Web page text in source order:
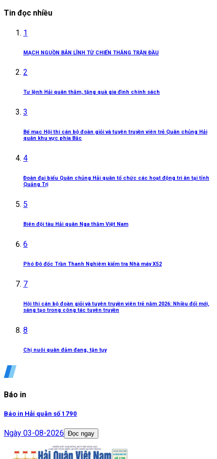
Tin đọc nhiều
1
MẠCH NGUỒN BẢN LĨNH TỪ CHIẾN THẮNG TRẬN ĐẦU
2
Tư lệnh Hải quân thăm, tặng quà gia đình chính sách
3
Bế mạc Hội thi cán bộ đoàn giỏi và tuyên truyền viên trẻ Quân chủng Hải
quân khu vực phía Bắc
4
Đoàn đại biểu Quân chủng Hải quân tổ chức các hoạt động tri ân tại tỉnh
Quảng Trị
5
Biên đội tàu Hải quân Nga thăm Việt Nam
6
Phó Đô đốc Trần Thanh Nghiêm kiểm tra Nhà máy X52
7
Hội thi cán bộ đoàn giỏi và tuyên truyền viên trẻ năm 2026: Nhiều đổi mới,
sáng tạo trong công tác tuyên truyền
8
Chị nuôi quân đảm đang, tận tụy
Báo in
Báo in Hải quân số 1790
Ngày 03-08-2026 Đọc ngay